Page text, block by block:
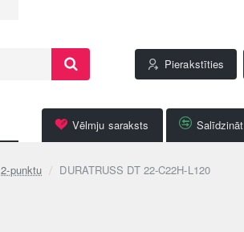
Pierakstīties
Vēlmju saraksts Salīdzināt
2-punktu DURATRUSS DT 22-C22H-L120